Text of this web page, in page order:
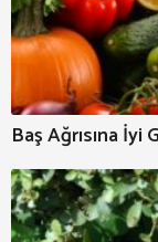
Baş Ağrısına